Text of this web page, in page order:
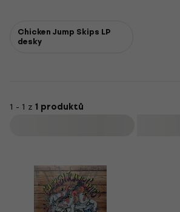
Chicken Jump Skips LP
desky
1 - 1 z 1 produktů